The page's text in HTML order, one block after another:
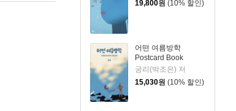
19,800원 (10% 할인)
어떤 여름방학
Postcard Book
궁리(박조은) 저
15,030원 (10% 할인)